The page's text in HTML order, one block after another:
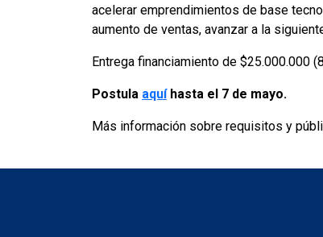
acelerar emprendimientos de base
aumento de ventas, avanzar a la
Entrega financiamiento de $25.000.000
Postula aquíhasta el 7 de mayo.
Más información sobre requisitos y